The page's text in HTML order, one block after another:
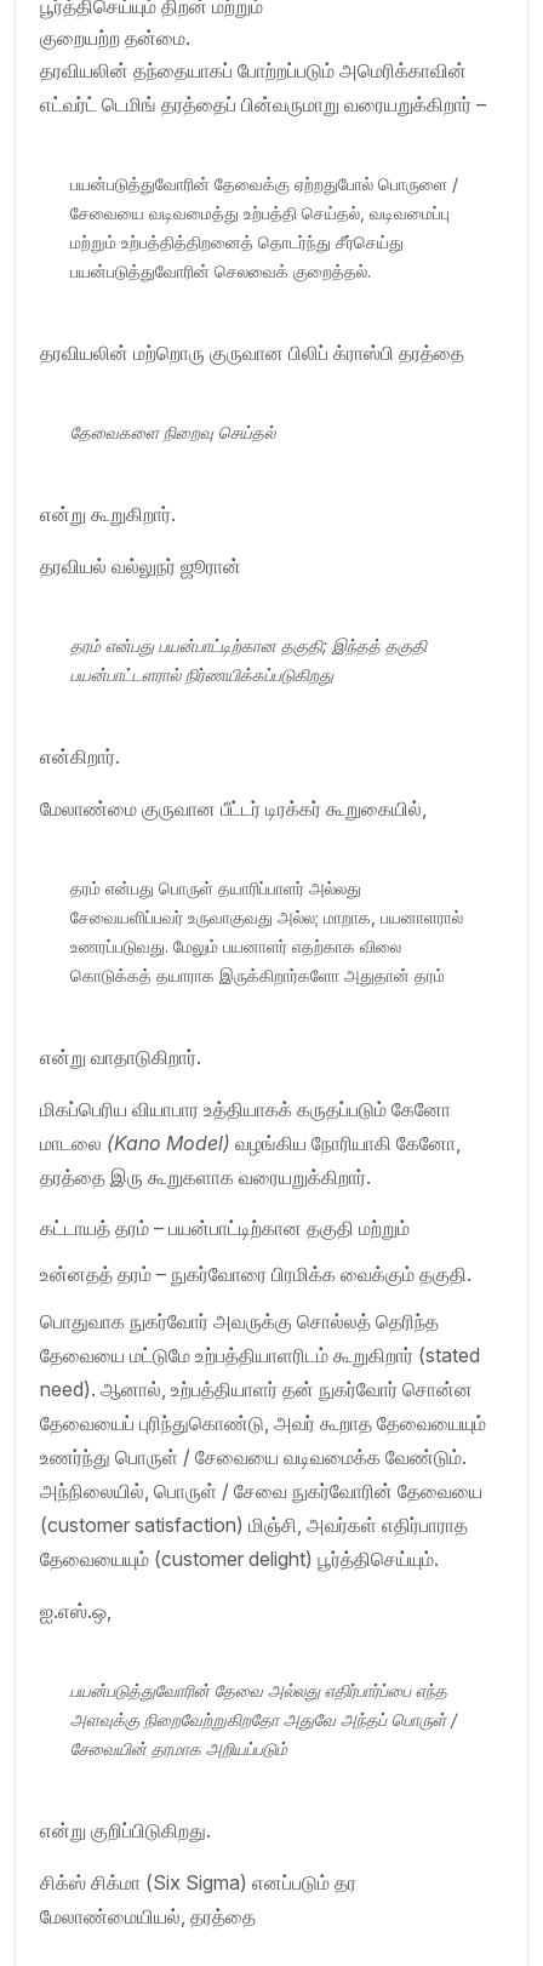
பூர்த்திசெய்யும் திறன் மற்றும்
குறையற்ற தன்மை.
தரவியலின் தந்தையாகப் போற்றப்படும் அமெரிக்காவின்
எட்வர்ட் டெமிங் தரத்தைப் பின்வருமாறு வரையறுக்கிறார் –
பயன்படுத்துவோரின் தேவைக்கு ஏற்றதுபோல் பொருளை /
சேவையை வடிவமைத்து உற்பத்தி செய்தல், வடிவமைப்பு
மற்றும் உற்பத்தித்திறனைத் தொடர்ந்து சீர்செய்து
பயன்படுத்துவோரின் செலவைக் குறைத்தல்.
தரவியலின் மற்றொரு குருவான பிலிப் க்ராஸ்பி தரத்தை
தேவைகளை நிறைவு செய்தல்
என்று கூறுகிறார்.
தரவியல் வல்லுநர் ஜூரான்
தரம்என்பது பயன்பாட்டிற்கான தகுதி; இந்தத் தகுதி
பயன்பாட்டளரால் நிர்ணயிக்கப்படுகிறது
என்கிறார்.
மேலாண்மை குருவான பீட்டர் டிரக்கர் கூறுகையில்,
தரம் என்பது பொருள் தயாரிப்பாளர் அல்லது
சேவையளிப்பவர் உருவாகுவது அல்ல; மாறாக, பயனாளரால்
உணரப்படுவது. மேலும் பயனாளர் எதற்காக விலை
கொடுக்கத் தயாராக இருக்கிறார்களோ அதுதான் தரம்
என்று வாதாடுகிறார்.
மிகப்பெரிய வியாபார உத்தியாகக் கருதப்படும் கேனோ
மாடலை (Kano Model) வழங்கிய நோரியாகி கேனோ,
தரத்தை இரு கூறுகளாக வரையறுக்கிறார்.
கட்டாயத் தரம் – பயன்பாட்டிற்கான தகுதி மற்றும்
உன்னதத் தரம் – நுகர்வோரை பிரமிக்க வைக்கும் தகுதி.
பொதுவாக நுகர்வோர் அவருக்கு சொல்லத் தெரிந்த
தேவையை மட்டுமே உற்பத்தியாளரிடம் கூறுகிறார் (stated
need). ஆனால், உற்பத்தியாளர் தன் நுகர்வோர் சொன்ன
தேவையைப் புரிந்துகொண்டு, அவர் கூறாத தேவையையும்
உணர்ந்து பொருள் / சேவையை வடிவமைக்க வேண்டும்.
அந்நிலையில், பொருள் / சேவை நுகர்வோரின் தேவையை
(customer satisfaction) மிஞ்சி, அவர்கள் எதிர்பாராத
தேவையையும் (customer delight) பூர்த்திசெய்யும்.
ஐ.எஸ்.ஒ,
பயன்படுத்துவோரின் தேவை அல்லது எதிர்பார்ப்பை எந்த
அளவுக்கு நிறைவேற்றுகிறதோ அதுவே அந்தப் பொருள் /
சேவையின் தரமாக அறியப்படும்
என்று குறிப்பிடுகிறது.
சிக்ஸ் சிக்மா (Six Sigma) எனப்படும் தர
மேலாண்மையியல், தரத்தை